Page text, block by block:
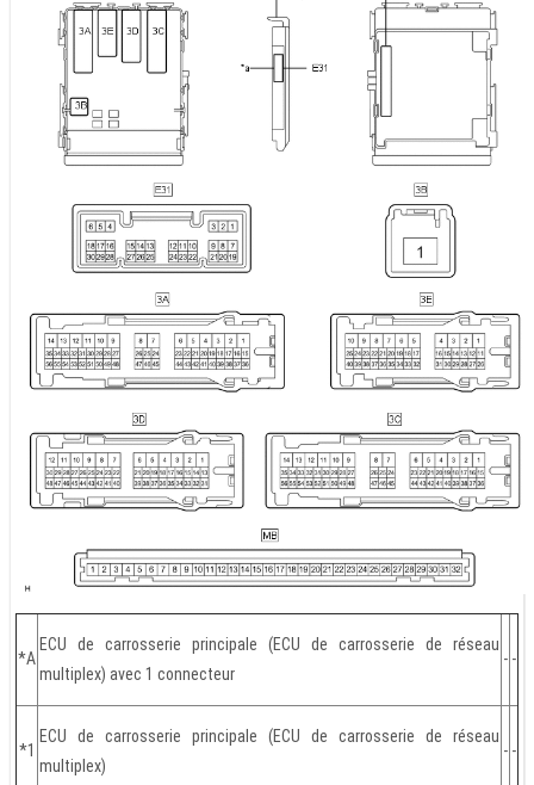
*A
ECU de carrosserie principale (ECU de carrosserie de réseau
multiplex) avec 1 connecteur
- -
*1
ECU de carrosserie principale (ECU de carrosserie de réseau
multiplex)
- -